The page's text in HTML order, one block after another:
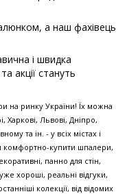
а наш фахівець
і швидка
акції стануть
на ринку України! Їх можна
Харкові, Львові, Дніпро,
та ін. - у всіх містах і
комфортно-купити шпалери,
панно для стін,
хороші, реальні відгуки,
колекції, від відомих